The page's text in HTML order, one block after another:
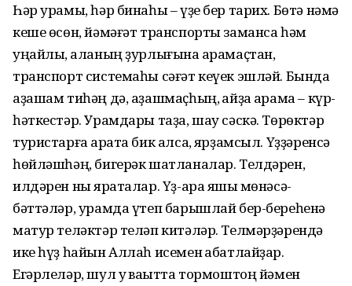
Һәр урамы, һәр бинаһы – үҙе бер тарих. Бөтә нәмә
кеше өсөн, йә­мә­ғәт транспорты заманса һәм
уңайлы, ҡаланың ҙурлығына ҡара­маҫтан,
транспорт системаһы сәғәт кеүек эшләй. Бында
аҙашам тиһәң дә, аҙашмаҫһың, ҡайҙа ҡарама – күр­
һәткестәр. Урамдары таҙа, шау сәскә. Төрөктәр
туристарға ҡарата бик алсаҡ, ярҙамсыл. Үҙҙәренсә
һөйләшһәң, бигерәк шатланалар. Телдәрен,
илдәрен ныҡ яраталар. Үҙ-ара яҡшы мөнәсә­
бәттәләр, урамда үтеп барышлай бер-береһенә
матур теләктәр теләп китәләр. Телмәр­ҙәрендә
ике һүҙ һайын Аллаһ исемен ҡабатлайҙар.
Егәрлеләр, шул уҡ ваҡытта тормош­тоң йәмен